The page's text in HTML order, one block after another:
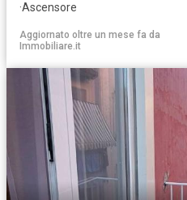
·Ascensore
Aggiornato oltre un mese fa da
Immobiliare.it